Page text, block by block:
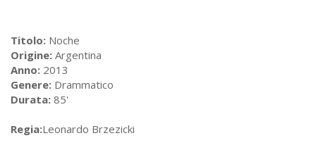
Titolo: Noche
Origine: Argentina
Anno: 2013
Genere: Drammatico
Durata: 85'
Regia:Leonardo Brzezicki